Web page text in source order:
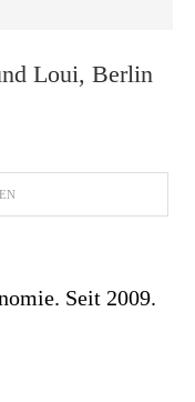
Loui, Berlin
Seit 2009.